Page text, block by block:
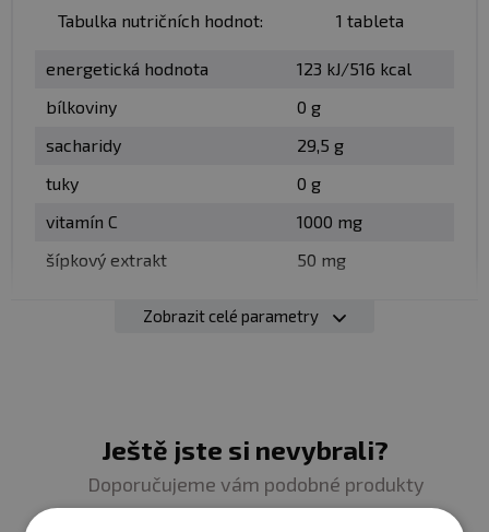
Dávka:1 tableta
Počet dávek v balení:
Upozornění:Potravina vhodná zejména pro sportovce.
přímému slunečnímu záření. Chraňte před mrazem.
zvýrazněný
Tabulka nutričních hodnot: 1 tableta
energetická hodnota
123 kJ/516 kcal
bílkoviny
0 g
sacharidy
29,5 g
tuky
0 g
vitamín C
1000 mg
šípkový extrakt
50 mg
Zobrazit celé parametry
Ještě jste si nevybrali?
Doporučujeme vám podobné produkty